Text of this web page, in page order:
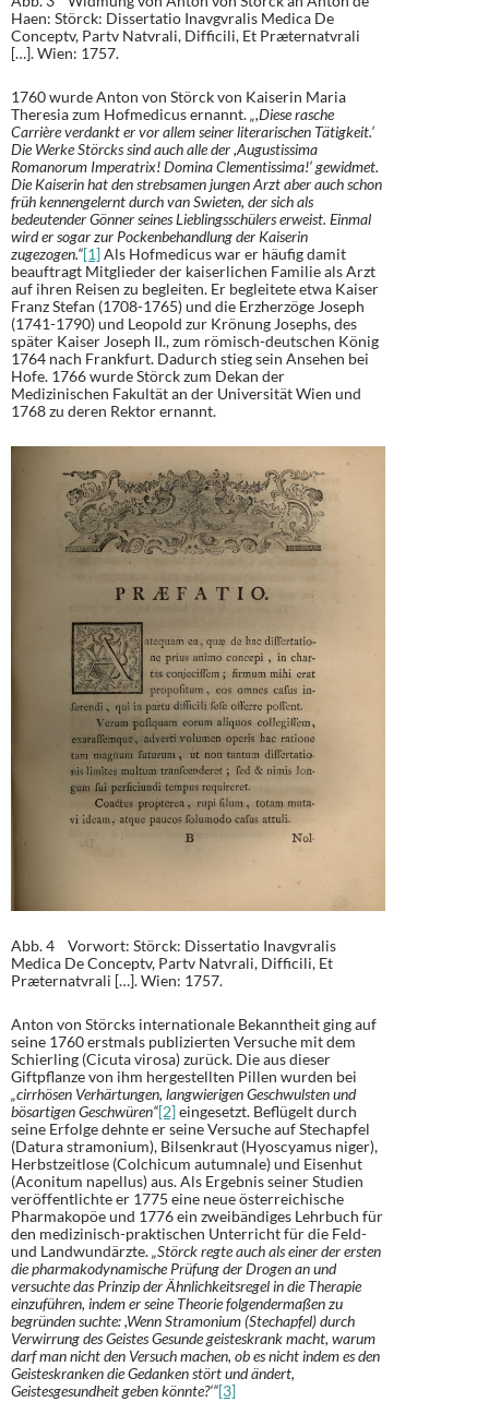
Haen: Störck: Dissertatio Inavgvralis Medica De
Conceptv, Partv Natvrali, Difficili, Et Præternatvrali
[…]. Wien: 1757.
1760 wurde Anton von Störck von Kaiserin Maria
Theresia zum Hofmedicus ernannt.„,Diese rasche
Carrière verdankt er vor allem seiner literarischen Tätigkeit.‘
Die Werke Störcks sind auch alle der ,Augustissima
Romanorum Imperatrix! Domina Clementissima!‘ gewidmet.
Die Kaiserin hat den strebsamen jungen Arzt aber auch schon
früh kennengelernt durch van Swieten, der sich als
bedeutender Gönner seines Lieblingsschülers erweist. Einmal
wird er sogar zur Pockenbehandlung der Kaiserin
zugezogen.“[1]Als Hofmedicus war er häufig damit
beauftragt Mitglieder der kaiserlichen Familie als Arzt
auf ihren Reisen zu begleiten. Er begleitete etwa Kaiser
Franz Stefan (1708-1765) und die Erzherzöge Joseph
(1741-1790) und Leopold zur Krönung Josephs, des
später Kaiser Joseph II., zum römisch-deutschen König
1764 nach Frankfurt. Dadurch stieg sein Ansehen bei
Hofe. 1766 wurde Störck zum Dekan der
Medizinischen Fakultät an der Universität Wien und
1768 zu deren Rektor ernannt.
Abb. 4 Vorwort: Störck: Dissertatio Inavgvralis
Medica De Conceptv, Partv Natvrali, Difficili, Et
Præternatvrali […]. Wien: 1757.
Anton von Störcks internationale Bekanntheit ging auf
seine 1760 erstmals publizierten Versuche mit dem
Schierling (Cicuta virosa) zurück. Die aus dieser
Giftpflanze von ihm hergestellten Pillen wurden bei
„cirrhösen Verhärtungen, langwierigen Geschwulsten und
bösartigen Geschwüren“[2]eingesetzt. Beflügelt durch
seine Erfolge dehnte er seine Versuche auf Stechapfel
(Datura stramonium), Bilsenkraut (Hyoscyamus niger),
Herbstzeitlose (Colchicum autumnale) und Eisenhut
(Aconitum napellus) aus. Als Ergebnis seiner Studien
veröffentlichte er 1775 eine neue österreichische
Pharmakopöe und 1776 ein zweibändiges Lehrbuch für
den medizinisch-praktischen Unterricht für die Feld-
und Landwundärzte.„Störck regte auch als einer der ersten
die pharmakodynamische Prüfung der Drogen an und
versuchte das Prinzip der Ähnlichkeitsregel in die Therapie
einzuführen, indem er seine Theorie folgendermaßen zu
begründen suchte: ,Wenn Stramonium (Stechapfel) durch
Verwirrung des Geistes Gesunde geisteskrank macht, warum
darf man nicht den Versuch machen, ob es nicht indem es den
Geisteskranken die Gedanken stört und ändert,
Geistesgesundheit geben könnte?‘“[3]